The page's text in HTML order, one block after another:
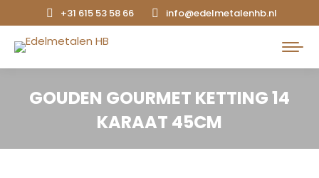
+31 615 53 58 66 info@edelmetalenhb.nl
Search:
GOUDEN GOURMET KETTING 14
KARAAT 45CM